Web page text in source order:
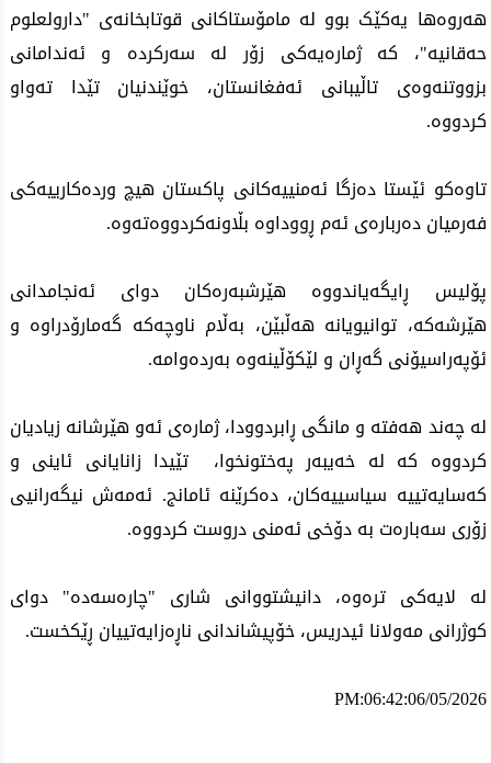
هەروەها یەکێک بوو لە مامۆستاکانی قوتابخانەی "دارولعلوم
حەقانیە"، کە ژمارەیەکی زۆر لە سەرکردە و ئەندامانی
بزووتنەوەی تاڵیبانی ئەفغانستان، خوێندنیان تێدا تەواو
کردووە.
تاوەکو ئێستا دەزگا ئەمنییەکانی پاکستان هیچ وردەکارییەکی
فەرمیان دەربارەی ئەم ڕووداوە بڵاونەکردووەتەوە.
پۆلیس ڕایگەیاندووە هێرشبەرەکان دوای ئه‌نجامدانی
هێرشەکە، توانیویانە هەڵبێن، بەڵام ناوچەکە گەمارۆدراوە و
ئۆپەراسیۆنی گەڕان و لێکۆڵینەوە بەردەوامە.
لە چەند هەفتە و مانگی ڕابردوودا، ژماره‌ی ئه‌و هێرشانه‌ زیادیان
كردووه‌ كه‌ لە خەیبەر پەختونخوا، تێیدا زانایانی ئاینی و
كه‌سایه‌تییه‌ سیاسییه‌كان، ده‌كرێنه‌ ئامانج. ئەمەش نیگەرانیی
زۆری سەبارەت بە دۆخی ئەمنی دروست کردووە.
لە لایەکی ترەوە، دانیشتووانی شاری "چارەسەدە" دوای
کوژرانی مەولانا ئیدریس، خۆپیشاندانی ناڕەزایەتییان ڕێکخست.
PM:06:42:06/05/2026